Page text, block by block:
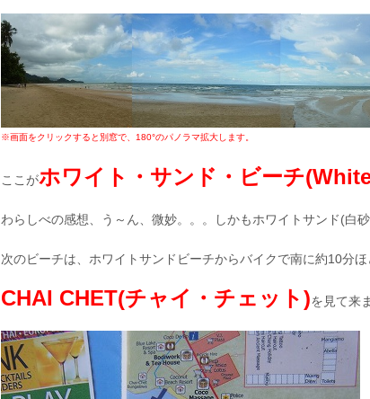
※画面をクリックすると別窓で、180°のパノラマ拡大します。
ここがホワイト・サンド・ビーチ
わらしべの感想、う～ん、微妙。。。しかもホワイトサンド(白砂
次のビーチは、ホワイトサンドビーチからバイクで南に約10分ほ
CHAI CHET(チャイ・チェット)を見て来